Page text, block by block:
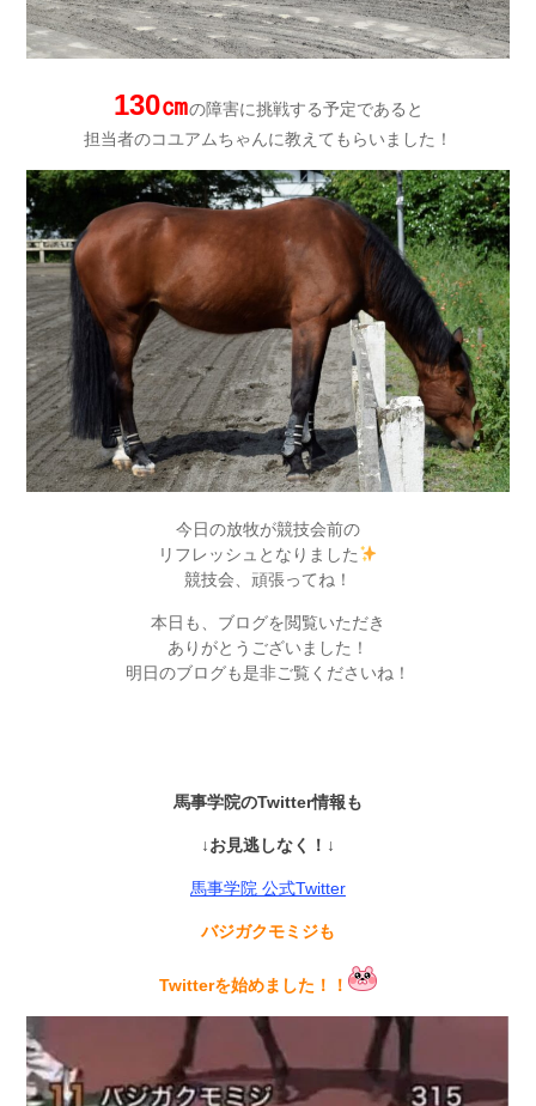
130㎝の障害に挑戦する予定であると
担当者のコユアムちゃんに教えてもらいました！
今日の放牧が競技会前の
リフレッシュとなりました
競技会、頑張ってね！
本日も、ブログを閲覧いただき
ありがとうございました！
明日のブログも是非ご覧くださいね！
馬事学院のTwitter情報も
↓お見逃しなく！↓
馬事学院 公式Twitter
バジガクモミジも
Twitterを始めました！！